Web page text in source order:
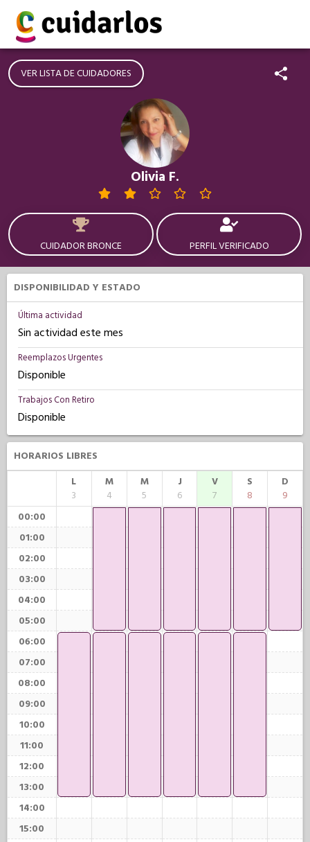
VER LISTA DE CUIDADORES
Olivia F.
CUIDADOR BRONCE PERFIL VERIFICADO
DISPONIBILIDAD Y ESTADO
Última actividad
Sin actividad este mes
Reemplazos Urgentes
Disponible
Trabajos Con Retiro
Disponible
HORARIOS LIBRES
L
3
M
4
M
5
J
6
V
7
S
8
D
9
00:00
01:00
02:00
03:00
04:00
05:00
06:00
07:00
08:00
09:00
10:00
11:00
12:00
13:00
14:00
15:00